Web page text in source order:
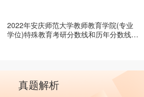
2022年安庆师范大学教师教育学院(专业
学位)特殊教育考研分数线和历年分数线是
真题解析